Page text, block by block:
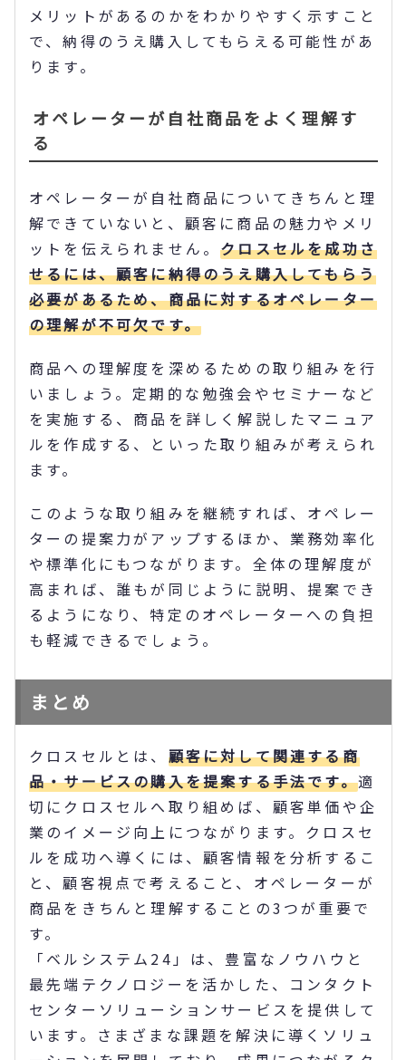
メリットがあるのかをわかりやすく示すこと
で、納得のうえ購入してもらえる可能性があ
ります。
オペレーターが自社商品をよく理解す
る
オペレーターが自社商品についてきちんと理
解できていないと、顧客に商品の魅力やメリ
ットを伝えられません。クロスセルを成功さ
せるには、顧客に納得のうえ購入してもらう
必要があるため、商品に対するオペレーター
の理解が不可欠です。
商品への理解度を深めるための取り組みを行
いましょう。定期的な勉強会やセミナーなど
を実施する、商品を詳しく解説したマニュア
ルを作成する、といった取り組みが考えられ
ます。
このような取り組みを継続すれば、オペレー
ターの提案力がアップするほか、業務効率化
や標準化にもつながります。全体の理解度が
高まれば、誰もが同じように説明、提案でき
るようになり、特定のオペレーターへの負担
も軽減できるでしょう。
まとめ
クロスセルとは、 顧客に対して関連する商
品・サービスの購入を提案する手法です。適
切にクロスセルへ取り組めば、顧客単価や企
業のイメージ向上につながります。クロスセ
ルを成功へ導くには、顧客情報を分析するこ
と、顧客視点で考えること、オペレーターが
商品をきちんと理解することの3つが重要で
す。
「ベルシステム24」は、豊富なノウハウと
最先端テクノロジーを活かした、コンタクト
センターソリューションサービスを提供して
います。さまざまな課題を解決に導くソリュ